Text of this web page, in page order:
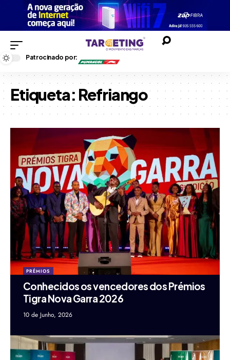
Patrocinado por:
Etiqueta: Refriango
PRÉMIOS
Conhecidos os vencedores dos Prémios
Tigra Nova Garra 2026
10 de Junho, 2026